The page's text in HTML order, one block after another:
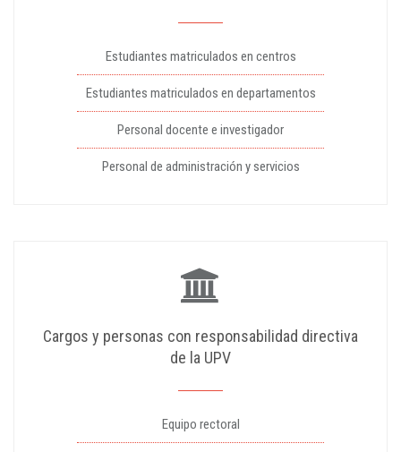
Estudiantes matriculados en centros
Estudiantes matriculados en departamentos
Personal docente e investigador
Personal de administración y servicios
Cargos y personas con responsabilidad directiva
de la UPV
Equipo rectoral